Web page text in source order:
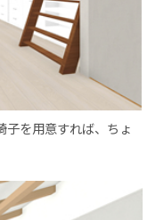
子を用意すれば、ちょ